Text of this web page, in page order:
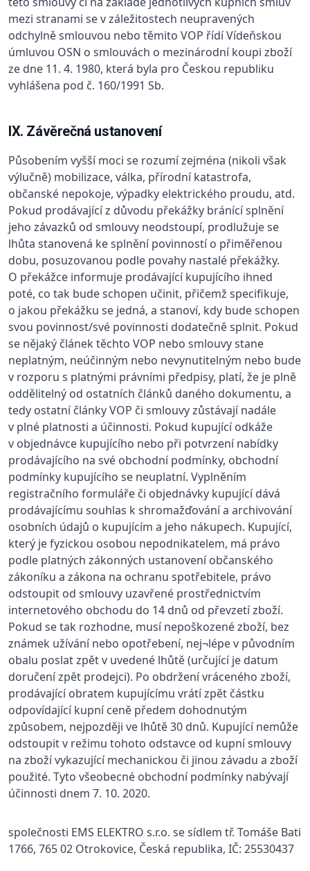
společnosti EMS ELEKTRO s.r.o. se sídlem tř. Tomáše Bati
1766, 765 02 Otrokovice, Česká republika, IČ: 25530437
mezi stranami se v záležitostech neupravených
odchylně smlouvou nebo těmito VOP řídí Vídeňskou
úmluvou OSN o smlouvách o mezinárodní koupi zboží
ze dne 11. 4. 1980, která byla pro Českou republiku
vyhlášena pod č. 160/1991 Sb.
IX. Závěrečná ustanovení
Působením vyšší moci se rozumí zejména (nikoli však
výlučně) mobilizace, válka, přírodní katastrofa,
občanské nepokoje, výpadky elektrického proudu, atd.
Pokud prodávající z důvodu překážky bránící splnění
jeho závazků od smlouvy neodstoupí, prodlužuje se
lhůta stanovená ke splnění povinností o přiměřenou
dobu, posuzovanou podle povahy nastalé překážky.
O překážce informuje prodávající kupujícího ihned
poté, co tak bude schopen učinit, přičemž specifikuje,
o jakou překážku se jedná, a stanoví, kdy bude schopen
svou povinnost/své povinnosti dodatečně splnit. Pokud
se nějaký článek těchto VOP nebo smlouvy stane
neplatným, neúčinným nebo nevynutitelným nebo bude
v rozporu s platnými právními předpisy, platí, že je plně
oddělitelný od ostatních článků daného dokumentu, a
tedy ostatní články VOP či smlouvy zůstávají nadále
v plné platnosti a účinnosti. Pokud kupující odkáže
v objednávce kupujícího nebo při potvrzení nabídky
prodávajícího na své obchodní podmínky, obchodní
podmínky kupujícího se neuplatní. Vyplněním
registračního formuláře či objednávky kupující dává
prodávajícímu souhlas k shromažďování a archivování
osobních údajů o kupujícím a jeho nákupech. Kupující,
který je fyzickou osobou nepodnikatelem, má právo
podle platných zákonných ustanovení občanského
zákoníku a zákona na ochranu spotřebitele, právo
odstoupit od smlouvy uzavřené prostřednictvím
internetového obchodu do 14 dnů od převzetí zboží.
Pokud se tak rozhodne, musí nepoškozené zboží, bez
známek užívání nebo opotřebení, nej¬lépe v původním
obalu poslat zpět v uvedené lhůtě (určující je datum
doručení zpět prodejci). Po obdržení vráceného zboží,
prodávající obratem kupujícímu vrátí zpět částku
odpovídající kupní ceně předem dohodnutým
způsobem, nejpozději ve lhůtě 30 dnů. Kupující nemůže
odstoupit v režimu tohoto odstavce od kupní smlouvy
na zboží vykazující mechanickou či jinou závadu a zboží
použité. Tyto všeobecné obchodní podmínky nabývají
účinnosti dnem 7. 10. 2020.